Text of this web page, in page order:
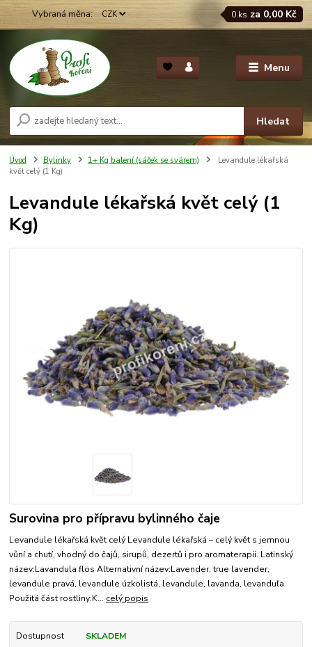
Menu
CZK
Hledat
0 ks za 0,00 Kč
Úvod Bylinky 1+ Kg balení (sáček se svárem)
Levandule lékařská
květ celý (1 Kg)
Levandule lékařská květ celý (1
Kg)
Surovina pro přípravu bylinného čaje
Levandule lékařská květ celý Levandule lékařská – celý květ s jemnou
vůní a chutí, vhodný do čajů, sirupů, dezertů i pro aromaterapii. Latinský
název:Lavandula flos Alternativní název:Lavender, true lavender,
levandule pravá, levandule úzkolistá, levandule, lavanda, levanduľa
Použitá část rostliny:K... celý popis
Dostupnost SKLADEM